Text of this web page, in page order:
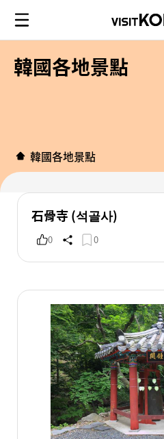
韓國各地景點
韓國各地景點
石骨寺 (석골사)
0 0